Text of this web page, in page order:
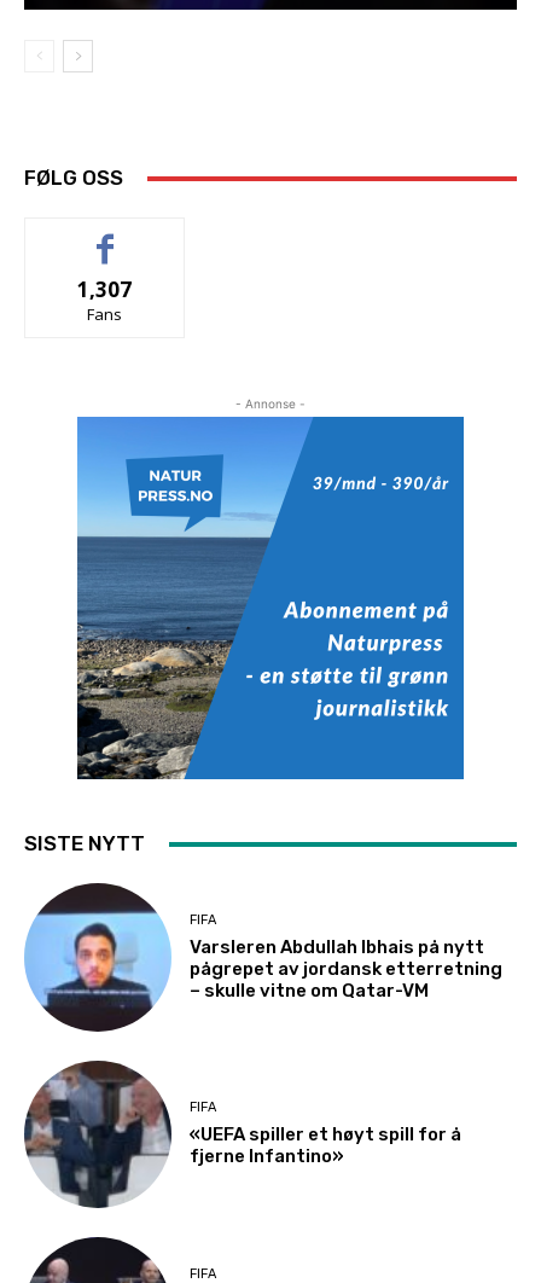
FØLG OSS
1,307
Fans
- Annonse -
SISTE NYTT
FIFA
Varsleren Abdullah Ibhais på nytt
pågrepet av jordansk etterretning
– skulle vitne om Qatar-VM
FIFA
«UEFA spiller et høyt spill for å
fjerne Infantino»
FIFA